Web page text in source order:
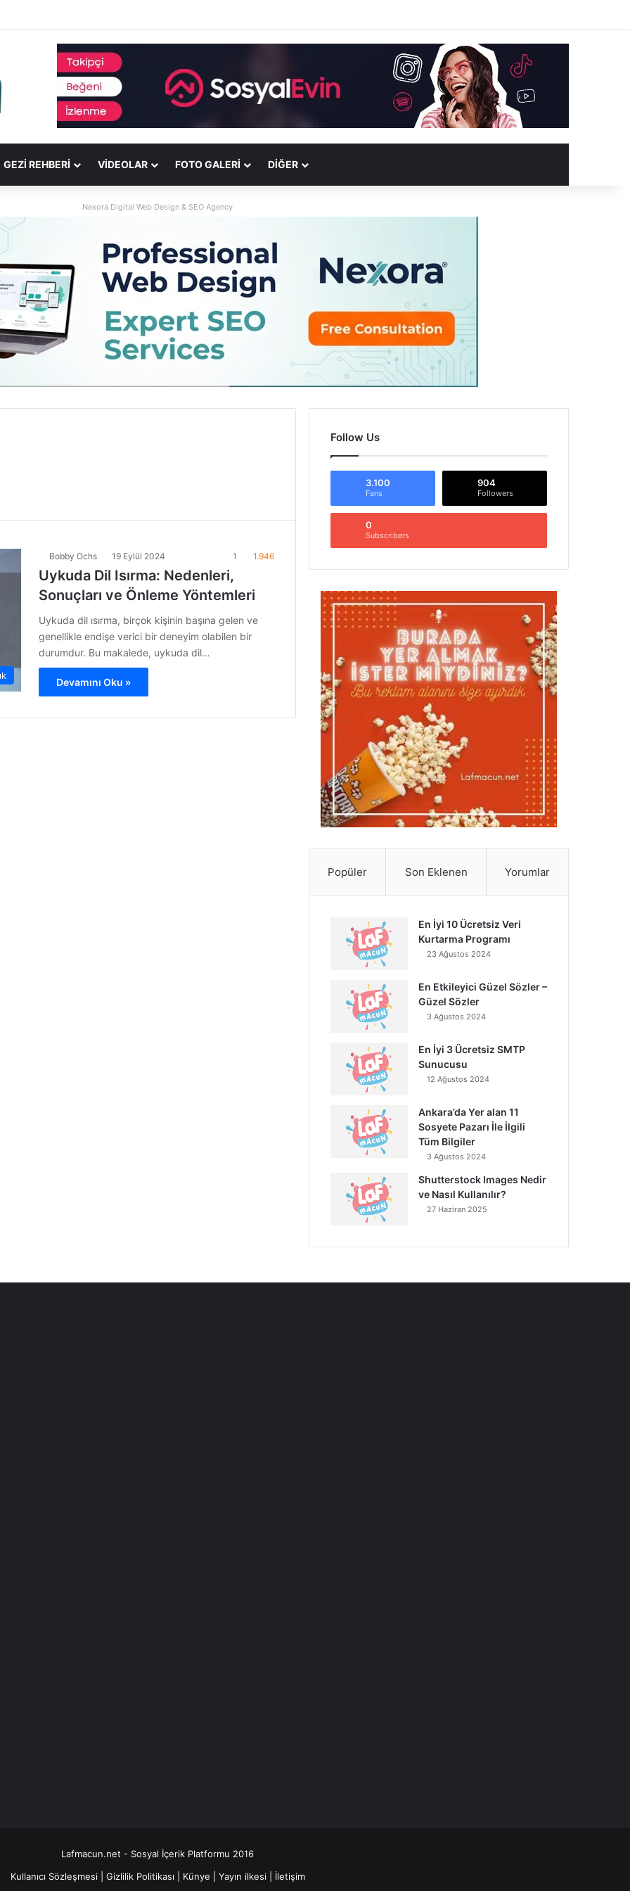
GEZI REHBERI VIDEOLAR FOTO GALERI DİĞER
Nexora Digital Web Design & SEO Agency
Bobby Ochs 19 Eylül 2024 1 1.946
Uykuda Dil Isırma: Nedenleri,
Sonuçları ve Önleme Yöntemleri
Uykuda dil ısırma, birçok kişinin başına gelen ve
genellikle endişe verici bir deneyim olabilen bir
durumdur. Bu makalede, uykuda dil…
Devamını Oku »
Follow Us
3.100
Fans
904
Followers
0
Subscribers
Popüler Son Eklenen Yorumlar
En İyi 10 Ücretsiz Veri
Kurtarma Programı
23 Ağustos 2024
En Etkileyici Güzel Sözler –
Güzel Sözler
3 Ağustos 2024
En İyi 3 Ücretsiz SMTP
Sunucusu
12 Ağustos 2024
Ankara’da Yer alan 11
Sosyete Pazarı İle İlgili
Tüm Bilgiler
3 Ağustos 2024
Shutterstock Images Nedir
ve Nasıl Kullanılır?
27 Haziran 2025
Lafmacun.net - Sosyal İçerik Platformu 2016
Kullanıcı Sözleşmesi| Gizlilik Politikası Künye Yayın ilkesi| İletişim